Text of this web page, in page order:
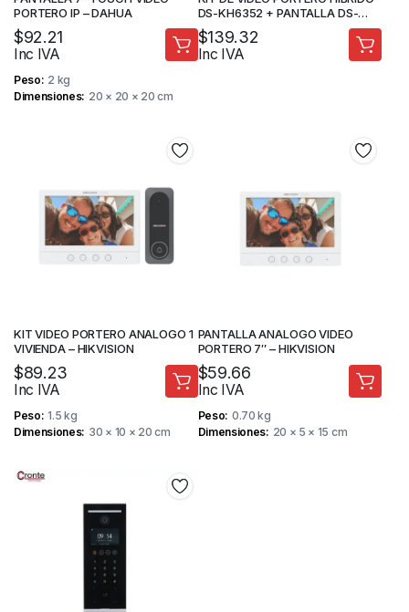
PORTERO IP – DAHUA
$92.21
Inc IVA
Peso 2 kg
Dimensiones 20 × 20 × 20 cm
DS-KH6352 + PANTALLA DS-
KV2422-IM
$139.32
Inc IVA
KIT VIDEO PORTERO ANALOGO 1
VIVIENDA – HIKVISION
$89.23
Inc IVA
Peso 1.5 kg
Dimensiones 30 × 10 × 20 cm
PANTALLA ANALOGO VIDEO
PORTERO 7″ – HIKVISION
$59.66
Inc IVA
Peso 0.70 kg
Dimensiones
20 × 5 × 15 cm